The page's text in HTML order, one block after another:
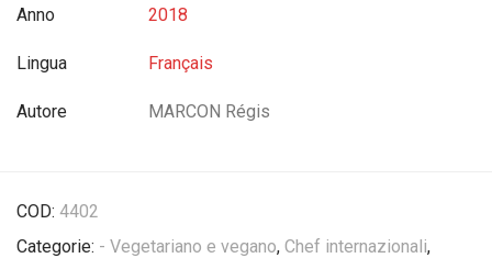
Anno 2018
Lingua Français
Autore MARCON Régis
COD: 4402
Categorie: - Vegetariano e vegano, Chef internazionali,